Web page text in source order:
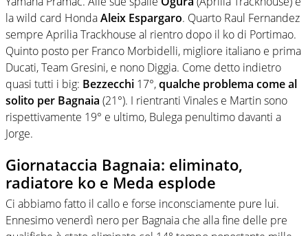
la wild card HondaAleix Espargaro. Quarto Raul Fernandez
sempre Aprilia Trackhouse al rientro dopo il ko di Portimao.
Quinto posto per Franco Morbidelli, migliore italiano e prima
Ducati, Team Gresini, e nono Diggia. Come detto indietro
quasi tutti i big: Bezzecchi 17°,qualche problema come al
solito per Bagnaia (21°). I rientranti Vinales e Martin sono
rispettivamente 19° e ultimo, Bulega penultimo davanti a
Jorge.
Giornataccia Bagnaia: eliminato,
radiatore ko e Meda esplode
Ci abbiamo fatto il callo e forse inconsciamente pure lui.
Ennesimo venerdì nero per Bagnaia che alla fine delle pre